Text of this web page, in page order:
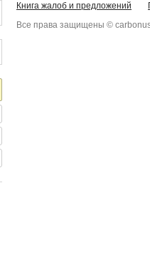
Книга жалоб и предложений
Все права защищены ©